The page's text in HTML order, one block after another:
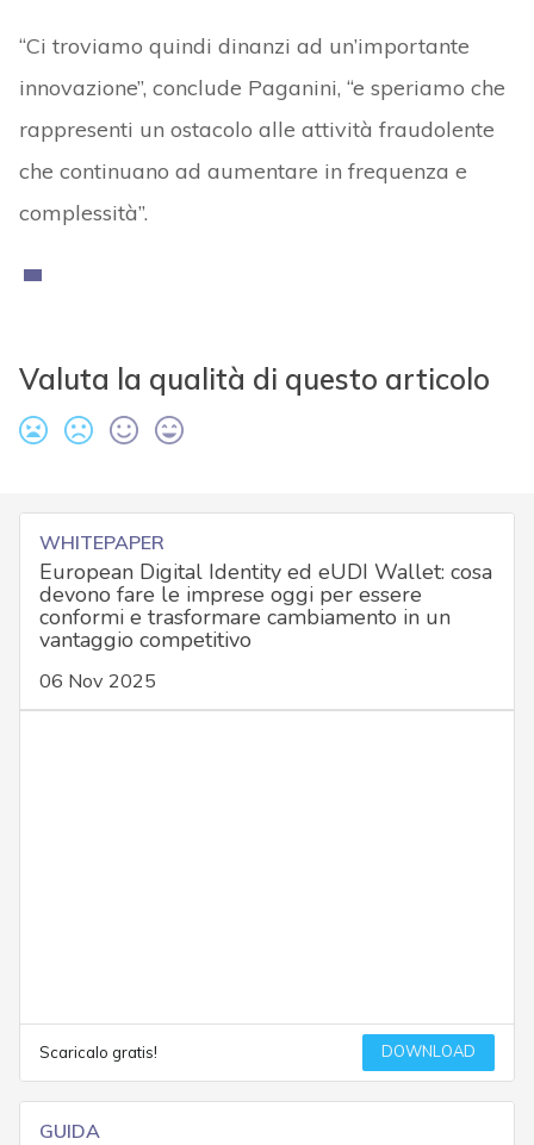
“Ci troviamo quindi dinanzi ad un’importante
innovazione”, conclude Paganini, “e speriamo che
rappresenti un ostacolo alle attività fraudolente
che continuano ad aumentare in frequenza e
complessità”.
Valuta la qualità di questo articolo
WHITEPAPER
European Digital Identity ed eUDI Wallet: cosa
devono fare le imprese oggi per essere
conformi e trasformare cambiamento in un
vantaggio competitivo
06 Nov 2025
Scaricalo gratis! DOWNLOAD
GUIDA